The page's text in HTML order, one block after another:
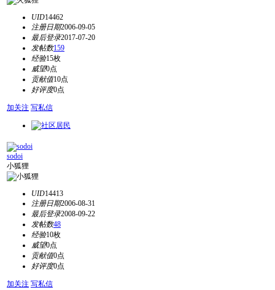
UID14462
注册日期2006-09-05
最后登录2017-07-20
发帖数159
经验15枚
威望0点
贡献值10点
好评度0点
加关注 写私信
sodoi
小狐狸
UID14413
注册日期2006-08-31
最后登录2008-09-22
发帖数48
经验10枚
威望0点
贡献值0点
好评度0点
加关注 写私信